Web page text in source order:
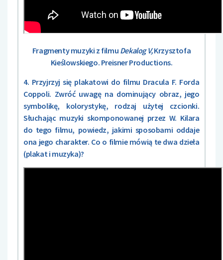
Fragmenty muzyki z filmu Dekalog V,Krzysztofa
Kieślowskiego. Preisner Productions.
4. Przyjrzyj się plakatowi do filmu Dracula F. Forda
Coppoli. Zwróć uwagę na dominujący obraz, jego
symbolikę, kolorystykę, rodzaj użytej czcionki.
Słuchając muzyki skomponowanej przez W. Kilara
do tego filmu, powiedz, jakimi sposobami oddaje
ona jego charakter. Co o filmie mówią te dwa dzieła
(plakat i muzyka)?